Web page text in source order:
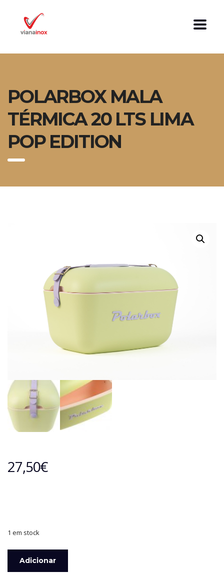
POLARBOX MALA
TÉRMICA 20 LTS LIMA
POP EDITION
27,50€
1 em stock
POLARBOX
Adicionar